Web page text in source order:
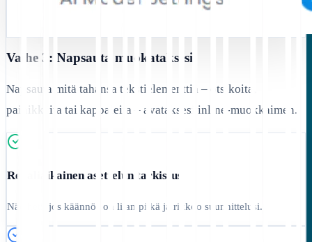
Vaihe 3: Napsauta muokataksesi
Napsauta mitä tahansa tekstielementtiä – otsikoita,
painikkeita tai kappaleita – avataksesi inline-muokkaimen.
Reaaliaikainen asettelun tarkistus
Näe heti, jos käännös on liian pitkä ja rikkoo suunnittelusi.